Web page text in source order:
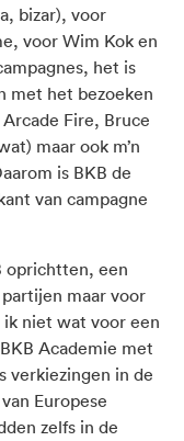
bizar), voor
voor Wim Kok en
het is
met het bezoeken
Fire, Bruce
maar ook m’n
is BKB de
van campagne
oprichtten, een
maar voor
ik niet wat voor een
Academie met
verkiezingen in de
Europese
zelfs in de